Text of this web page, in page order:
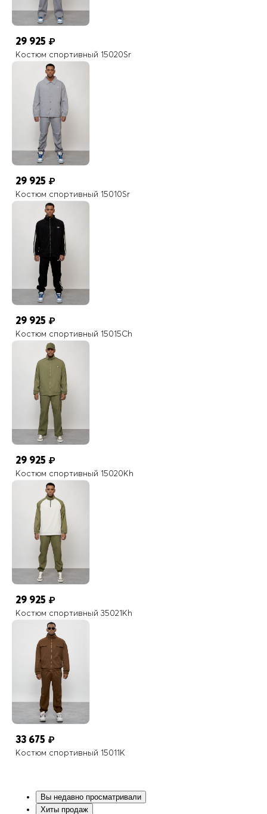
29 925 ₽
Костюм спортивный 15020Sr
29 925 ₽
Костюм спортивный 15010Sr
29 925 ₽
Костюм спортивный 15015Ch
29 925 ₽
Костюм спортивный 15020Kh
29 925 ₽
Костюм спортивный 35021Kh
33 675 ₽
Костюм спортивный 15011K
Вы недавно просматривали
Хиты продаж